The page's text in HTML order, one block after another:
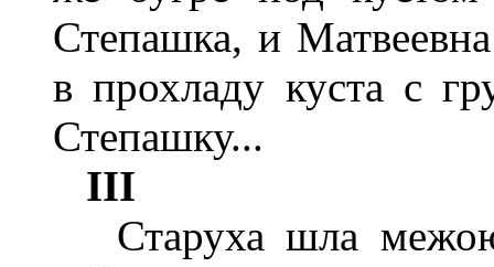
Степашка, и
в прохладу куста с
Степашку...
III
Старуха шла